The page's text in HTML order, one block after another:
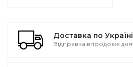
Доставка по Україні
Відправка впродовж дня